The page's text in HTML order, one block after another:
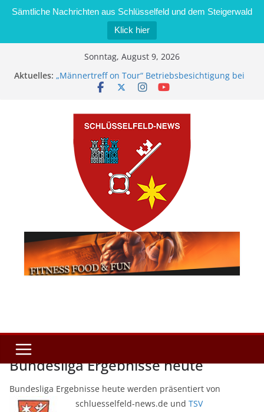
Sämtliche Nachrichten aus Schlüsselfeld und dem Steigerwald
Klick hier
Sonntag, August 9, 2026
Aktuelles: „Männertreff on Tour“ Betriebsbesichtigung bei
der Schreinerei Zimmermann GmbH
Brand in Sägewerk in Bernroth schnell unter
Kontrolle
Stadt Schlüsselfeld bietet Online-Anmeldung für
Kindergartenplätze an
Dieseldiebstahl im Wert von 600 Euro
Bundesliga Ergebnisse heute
Bundesliga Ergebnisse heute werden präsentiert von
schluesselfeld-news.de und TSV